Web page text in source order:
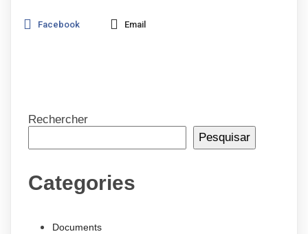
Facebook Email
Rechercher
Pesquisar
Categories
Documents